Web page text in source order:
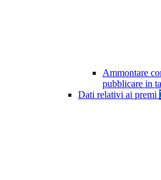
Ammontare
pubblicare in
Dati relativi ai premi